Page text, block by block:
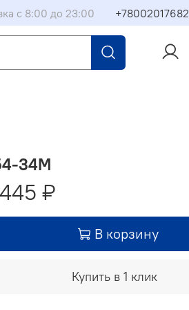
с 8:00 до 23:00 +78002017682
34М
₽
В корзину
Купить в 1 клик